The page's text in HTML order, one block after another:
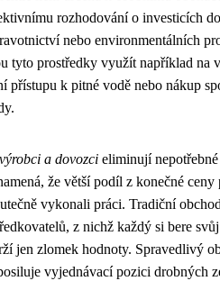
rozhodování o investicích do
nebo environmentálních
tyto prostředky využít například na
přístupu k pitné vodě nebo nákup
a dovozci eliminují
že větší podíl z konečné ceny
vykonali práci. Tradiční
z nichž každý si bere
jen zlomek hodnoty. Spravedlivý
vyjednávací pozici drobných